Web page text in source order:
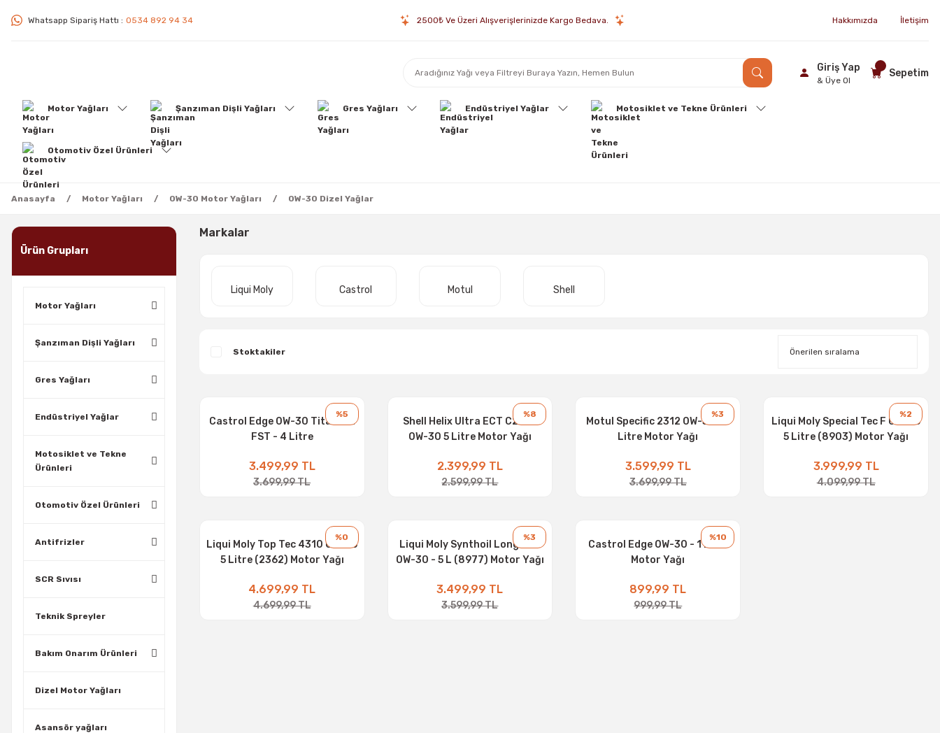
Whatsapp Sipariş Hattı : 0534 892 94 34 2500₺ Ve Üzeri Alışverişlerinizde Kargo Bedava. Hakkımızda İletişim
Giriş Yap
& Üye Ol
Sepetim
Motor Yağları Şanzıman Dişli Yağları Gres Yağları Endüstriyel Yağlar Motosiklet ve Tekne Ürünleri
Otomotiv Özel Ürünleri
Anasayfa Motor Yağları 0W-30 Motor Yağları 0W-30 Dizel Yağlar
Ürün Grupları
Motor Yağları
Şanzıman Dişli Yağları
Gres Yağları
Endüstriyel Yağlar
Motosiklet ve Tekne
Ürünleri
Otomotiv Özel Ürünleri
Antifrizler
SCR Sıvısı
Teknik Spreyler
Bakım Onarım Ürünleri
Dizel Motor Yağları
Asansör yağları
Markalar
Liqui Moly Castrol Motul Shell
Stoktakiler
%5
Castrol Edge 0W-30 Titanium
FST - 4 Litre
3.499,99 TL
3.699,99 TL
%8
Shell Helix Ultra ECT C2-C3
0W-30 5 Litre Motor Yağı
2.399,99 TL
2.599,99 TL
%3
Motul Specific 2312 0W-30 - 5
Litre Motor Yağı
3.599,99 TL
3.699,99 TL
%2
Liqui Moly Special Tec F 0W-30
5 Litre (8903) Motor Yağı
3.999,99 TL
4.099,99 TL
%0
Liqui Moly Top Tec 4310 0W-30
5 Litre (2362) Motor Yağı
4.699,99 TL
4.699,99 TL
%3
Liqui Moly Synthoil Longtime
0W-30 - 5 L (8977) Motor Yağı
3.499,99 TL
3.599,99 TL
%10
Castrol Edge 0W-30 - 1 Litre
Motor Yağı
899,99 TL
999,99 TL